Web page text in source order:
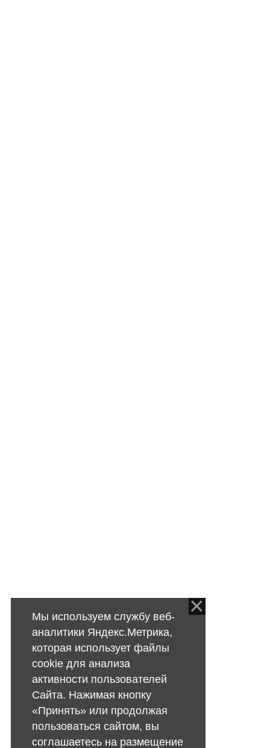
Мы используем службу веб-
аналитики Яндекс.Метрика,
которая использует файлы
cookie для анализа
активности пользователей
Сайта. Нажимая кнопку
«Принять» или продолжая
пользоваться сайтом, вы
соглашаетесь на размещение